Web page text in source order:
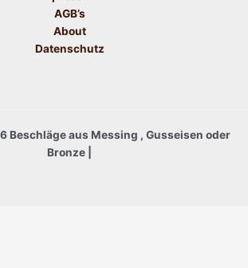
AGB’s
About
Datenschutz
Beschläge aus Messing , Gusseisen oder
Bronze |